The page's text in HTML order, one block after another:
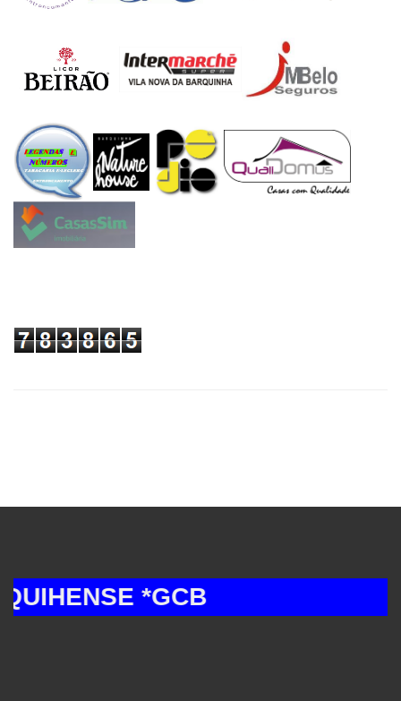
*GCB